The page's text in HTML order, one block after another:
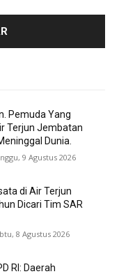
Pemuda Yang
Terjun Jembatan
Dunia.
9 Agustus 2026
di Air Terjun
Dicari Tim SAR
8 Agustus 2026
RI: Daerah